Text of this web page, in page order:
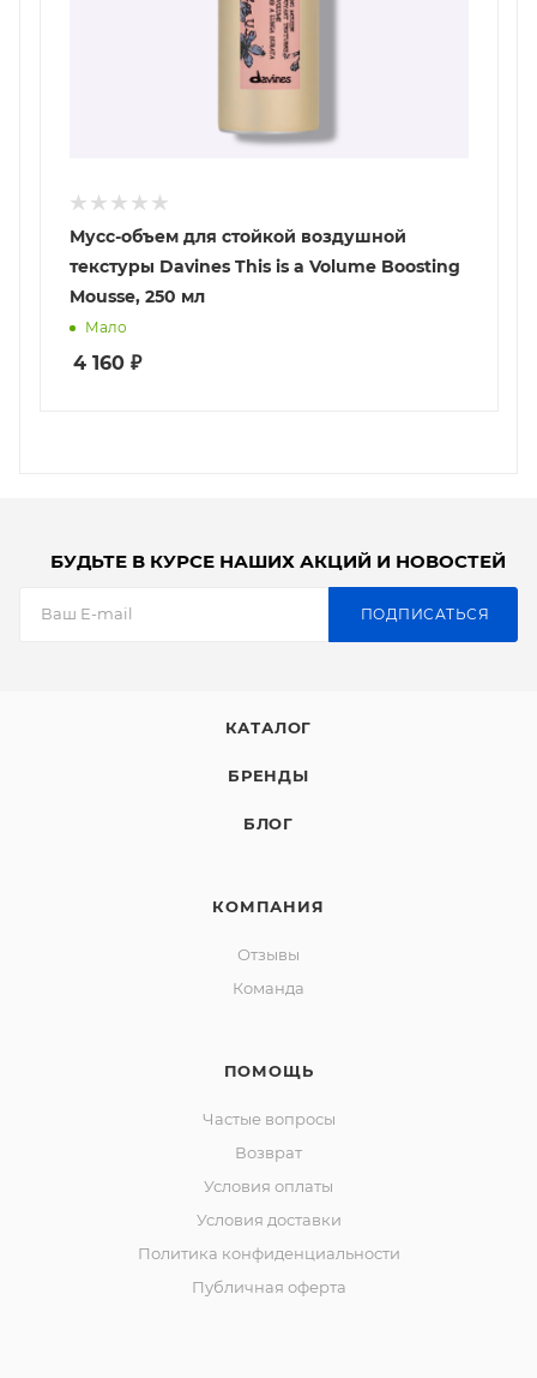
Мусс-объем для стойкой воздушной
текстуры Davines This is a Volume Boosting
Mousse, 250 мл
Мало
4 160 ₽
БУДЬТЕ В КУРСЕ НАШИХ АКЦИЙ И НОВОСТЕЙ
ПОДПИСАТЬСЯ
КАТАЛОГ
БРЕНДЫ
БЛОГ
КОМПАНИЯ
Отзывы
Команда
ПОМОЩЬ
Частые вопросы
Возврат
Условия оплаты
Условия доставки
Политика конфиденциальности
Публичная оферта